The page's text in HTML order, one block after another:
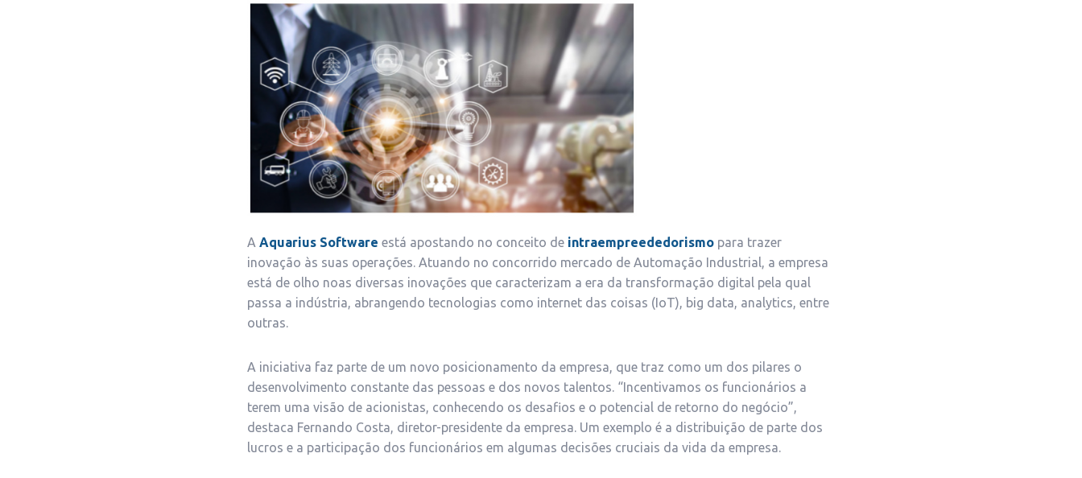
A Aquarius Software está apostando no conceito de intraempreededorismo para trazer
inovação às suas operações. Atuando no concorrido mercado de Automação Industrial, a empresa
está de olho noas diversas inovações que caracterizam a era da transformação digital pela qual
passa a indústria, abrangendo tecnologias como internet das coisas (IoT), big data, analytics, entre
outras.
A iniciativa faz parte de um novo posicionamento da empresa, que traz como um dos pilares o
desenvolvimento constante das pessoas e dos novos talentos. “Incentivamos os funcionários a
terem uma visão de acionistas, conhecendo os desafios e o potencial de retorno do negócio”,
destaca Fernando Costa, diretor-presidente da empresa. Um exemplo é a distribuição de parte dos
lucros e a participação dos funcionários em algumas decisões cruciais da vida da empresa.